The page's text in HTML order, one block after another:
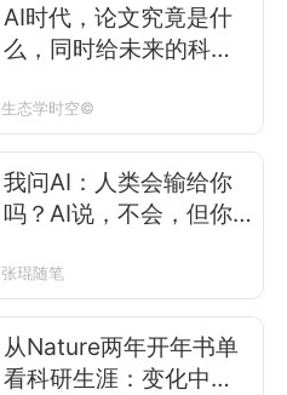
AI时代，论文究竟是什
么，同时给未来的科研
生态学时空©
我问AI：人类会输给你
吗？AI说，不会，但你
张琨随笔
从Nature两年开年书单
看科研生涯：变化中找